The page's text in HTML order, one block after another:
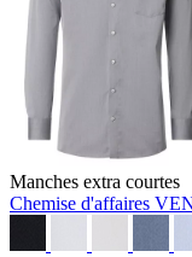
Manches extra courtes
Chemise d'affaires